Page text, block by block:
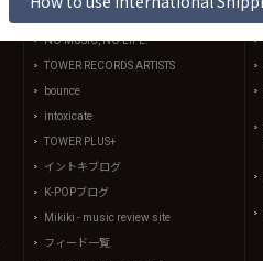
NO MUSIC, NO LIFE.
TOWER RECORDS ARTISTS
bounce
intoxicate
TOWER PLUS+
イントキブログ
K-POPブログ
Mikiki - music review site
フィード一覧